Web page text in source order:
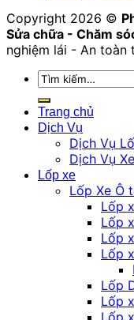
Copyright 2026 ©
Sửa chữa - Chăm
nghiệm lái - An toàn
Tìm
Trang chủ
Dịch Vụ
Dịch Vụ
Dịch Vụ
Lốp xe
Lốp Xe Ô
Lốp
Lốp
Lốp
Lốp
Lốp
Lốp